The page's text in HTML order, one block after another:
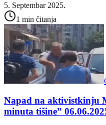
5. Septembar 2025.
1 min čitanja
Napad na aktivistkinju
minuta tišine”